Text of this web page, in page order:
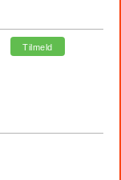
Tilmeld